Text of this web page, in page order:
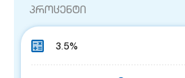
პროცენტი